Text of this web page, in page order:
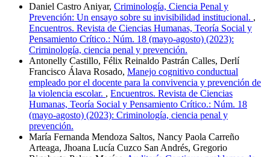
Daniel Castro Aniyar, Criminología, Ciencia Penal y
Prevención: Un ensayo sobre su invisibilidad institucional. ,
Encuentros. Revista de Ciencias Humanas, Teoría Social y
Pensamiento Crítico.: Núm. 18 (mayo-agosto) (2023):
Criminología, ciencia penal y prevención.
Antonelly Castillo, Félix Reinaldo Pastrán Calles, Derlí
Francisco Álava Rosado, Manejo cognitivo conductual
empleado por el docente para la convivencia y prevención de
la violencia escolar. , Encuentros. Revista de Ciencias
Humanas, Teoría Social y Pensamiento Crítico.: Núm. 18
(mayo-agosto) (2023): Criminología, ciencia penal y
prevención.
María Fernanda Mendoza Saltos, Nancy Paola Carreño
Arteaga, Jhoana Lucía Cuzco San Andrés, Gregorio